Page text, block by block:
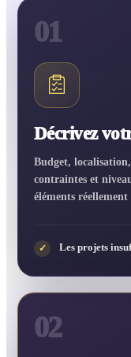
01
Décrivez
Budget,
contraintes et
éléments
✓ Les projets
02